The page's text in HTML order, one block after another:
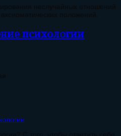
неслучайных отношений
положений.
психологии